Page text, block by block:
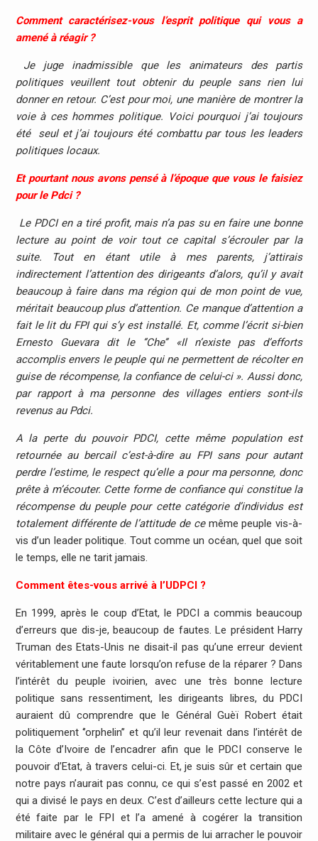
Comment caractérisez-vous l’esprit politique qui vous a
amené à réagir ?
Je juge inadmissible que les animateurs des partis
politiques veuillent tout obtenir du peuple sans rien lui
donner en retour. C’est pour moi, une manière de montrer la
voie à ces hommes politique. Voici pourquoi j’ai toujours
été seul et j’ai toujours été combattu par tous les leaders
politiques locaux.
Et pourtant nous avons pensé à l’époque que vous le faisiez
pour le Pdci ?
Le PDCI en a tiré profit, mais n’a pas su en faire une bonne
lecture au point de voir tout ce capital s’écrouler par la
suite. Tout en étant utile à mes parents, j’attirais
indirectement l’attention des dirigeants d’alors, qu’il y avait
beaucoup à faire dans ma région qui de mon point de vue,
méritait beaucoup plus d’attention. Ce manque d’attention a
fait le lit du FPI qui s’y est installé. Et, comme l’écrit si-bien
Ernesto Guevara dit le ‘’Che’’ «Il n’existe pas d’efforts
accomplis envers le peuple qui ne permettent de récolter en
guise de récompense, la confiance de celui-ci ». Aussi donc,
par rapport à ma personne des villages entiers sont-ils
revenus au Pdci.
A la perte du pouvoir PDCI, cette même population est
retournée au bercail c’est-à-dire au FPI sans pour autant
perdre l’estime, le respect qu’elle a pour ma personne, donc
prête à m’écouter. Cette forme de confiance qui constitue la
récompense du peuple pour cette catégorie d’individus est
totalement différente de l’attitude de ce même peuple vis-à-
vis d’un leader politique. Tout comme un océan, quel que soit
le temps, elle ne tarit jamais.
Comment êtes-vous arrivé à l’UDPCI ?
En 1999, après le coup d’Etat, le PDCI a commis beaucoup
d’erreurs que dis-je, beaucoup de fautes. Le président Harry
Truman des Etats-Unis ne disait-il pas qu’une erreur devient
véritablement une faute lorsqu’on refuse de la réparer ? Dans
l’intérêt du peuple ivoirien, avec une très bonne lecture
politique sans ressentiment, les dirigeants libres, du PDCI
auraient dû comprendre que le Général Guèï Robert était
politiquement ‘’orphelin’’ et qu’il leur revenait dans l’intérêt de
la Côte d’Ivoire de l’encadrer afin que le PDCI conserve le
pouvoir d’Etat, à travers celui-ci. Et, je suis sûr et certain que
notre pays n’aurait pas connu, ce qui s’est passé en 2002 et
qui a divisé le pays en deux. C’est d’ailleurs cette lecture qui a
été faite par le FPI et l’a amené à cogérer la transition
militaire avec le général qui a permis de lui arracher le pouvoir